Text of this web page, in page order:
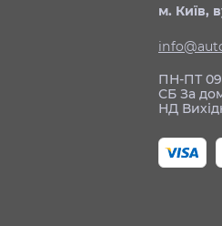
м. Київ,
ПН-ПТ
СБ За
НД